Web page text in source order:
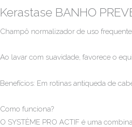
Kerastase BANHO
Champô normalizador de uso
Ao lavar com suavidade, favorece o
Benefícios: Em rotinas antiqueda de
Como funciona?
O SYSTÈME PRO ACTIF é uma